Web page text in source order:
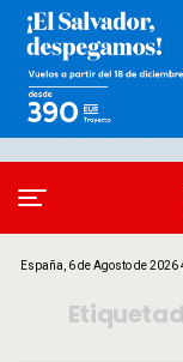
España, 6 de Agosto de 2026